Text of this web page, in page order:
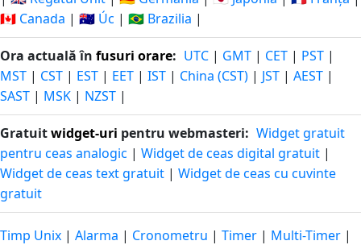
🇨🇦 Canada | 🇦🇺 Úc | 🇧🇷 Brazilia |
Ora actuală în fusuri orare: UTC | GMT | CET | PST |
MST | CST | EST | EET | IST | China (CST) | JST | AEST |
SAST | MSK | NZST |
Gratuitwidget-uri pentru webmasteri: Widget gratuit
pentru ceas analogic | Widget de ceas digital gratuit |
Widget de ceas text gratuit | Widget de ceas cu cuvinte
gratuit
Timp Unix | Alarma | Cronometru | Timer | Multi-Timer |